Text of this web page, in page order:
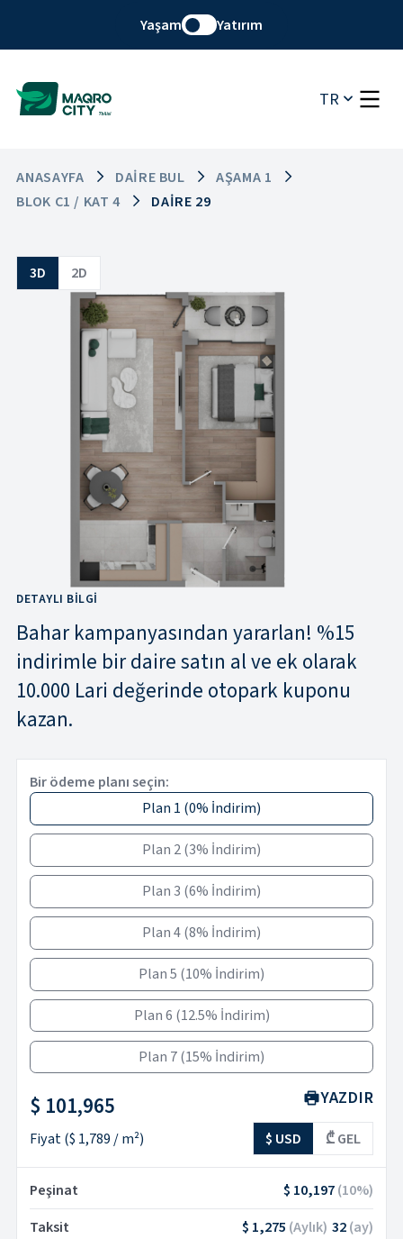
Yaşam Yatırım
TR
ANASAYFA DAIRE BUL
AŞAMA 1
BLOK C1 / KAT 4
DAIRE 29
3D 2D
DETAYLI BILGI
Bahar kampanyasından yararlan! %15
indirimle bir daire satın al ve ek olarak
10.000 Lari değerinde otopark kuponu
kazan.
Bir ödeme planı seçin:
Plan 1 (0% İndirim)
Plan 2(3% İndirim)
Plan 3 (6% İndirim)
Plan 4(8% İndirim)
Plan 5 (10% İndirim)
Plan 6 ( 12.5% İndirim)
Plan 7(15% İndirim)
$ 101,965
Fiyat($ 1,789 / m²)
YAZDIR
$ USD ₾ GEL
Peşinat $ 10,197(10%)
Taksit
$ 1,275 (Aylık) 32(ay)